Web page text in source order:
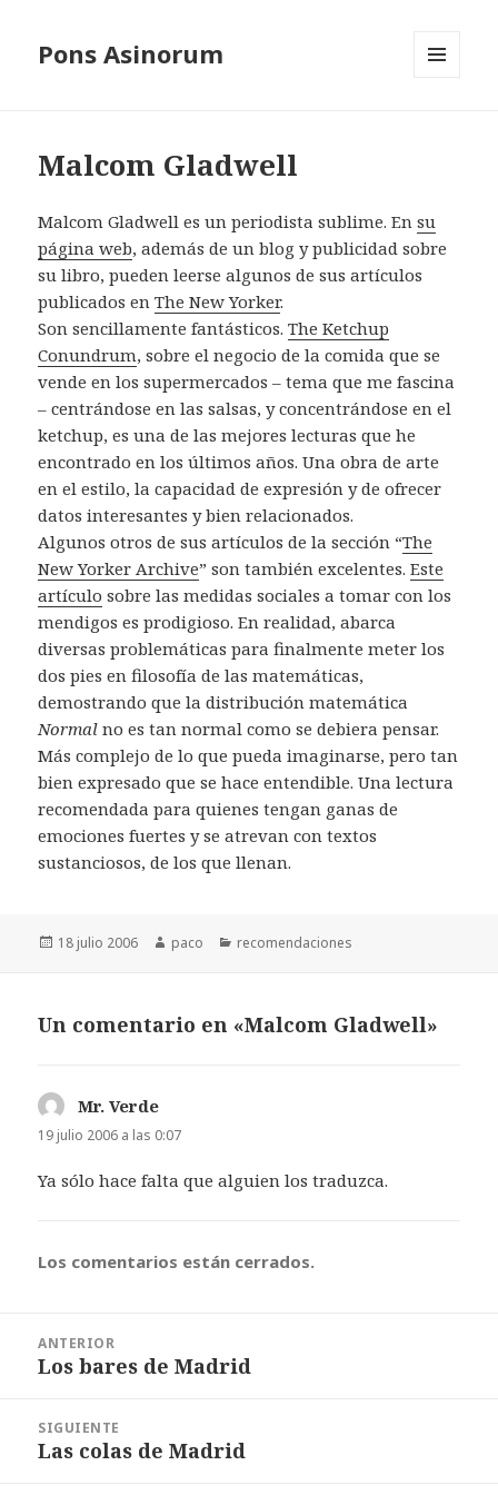
Pons Asinorum
Malcom Gladwell
Malcom Gladwell es un periodista sublime. Ensu
página web, además de un blog y publicidad sobre
su libro, pueden leerse algunos de sus artículos
publicados enThe New Yorker.
Son sencillamente fantásticos.The Ketchup
Conundrum, sobre el negocio de la comida que se
vende en los supermercados – tema que me fascina
– centrándose en las salsas, y concentrándose en el
ketchup, es una de las mejores lecturas que he
encontrado en los últimos años. Una obra de arte
en el estilo, la capacidad de expresión y de ofrecer
datos interesantes y bien relacionados.
Algunos otros de sus artículos de la sección “The
New Yorker Archive” son también excelentes.Este
artículo sobre las medidas sociales a tomar con los
mendigos es prodigioso. En realidad, abarca
diversas problemáticas para finalmente meter los
dos pies en filosofía de las matemáticas,
demostrando que la distribución matemática
Normal no es tan normal como se debiera pensar.
Más complejo de lo que pueda imaginarse, pero tan
bien expresado que se hace entendible. Una lectura
recomendada para quienes tengan ganas de
emociones fuertes y se atrevan con textos
sustanciosos, de los que llenan.
Publicado
18 julio 2006 Autor
paco Categorías
recomendaciones
Un comentario en «Malcom Gladwell»
Mr. Verde
19 julio 2006 a las 0:07
Ya sólo hace falta que alguien los traduzca.
Los comentarios están cerrados.
entradas
ANTERIOR
Entrada
Los bares de Madrid
SIGUIENTE
Entrada
Las colas de Madrid